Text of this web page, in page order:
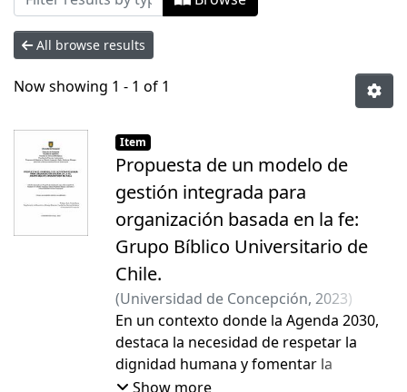
All browse results
Now showing 1 - 1 of 1
Item
Propuesta de un modelo de
gestión integrada para
organización basada en la fe:
Grupo Bíblico Universitario de
Chile.
(Universidad de Concepción, 2023)
Matus Calabrano, Paola Alejandra;
Bruna Jofré, Carola Eugenia
En un contexto donde la Agenda 2030,
destaca la necesidad de respetar la
dignidad humana y fomentar la
sustentabilidad, y considerando la
Show more